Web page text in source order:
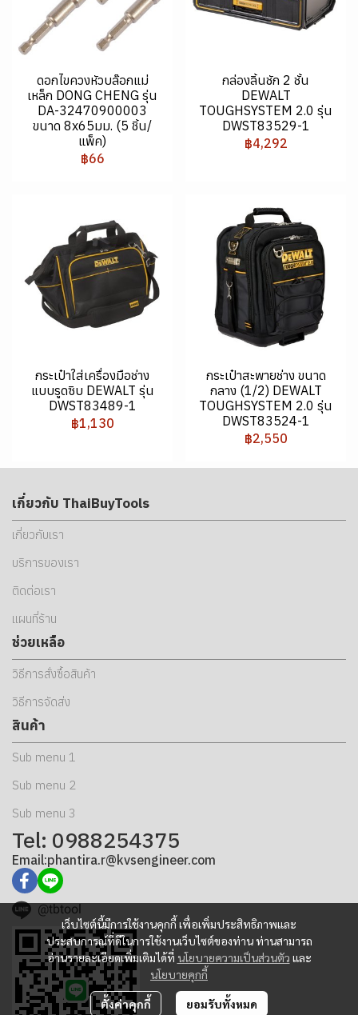
ดอกไขควงหัวบล๊อกแม่
เหล็ก DONG CHENG รุ่น
DA-32470900003
ขนาด 8x65มม. (5 ชิ้น/
แพ็ค)
฿66
กล่องลิ้นชัก 2 ชั้น
DEWALT
TOUGHSYSTEM 2.0 รุ่น
DWST83529-1
฿4,292
กระเป๋าใส่เครื่องมือช่าง
แบบรูดซิบ DEWALT รุ่น
DWST83489-1
฿1,130
กระเป๋าสะพายช่าง ขนาด
กลาง (1/2) DEWALT
TOUGHSYSTEM 2.0 รุ่น
DWST83524-1
฿2,550
เว็บไซต์นี้มีการใช้งานคุกกี้ เพื่อเพิ่มประสิทธิภาพและ
ประสบการณ์ที่ดีในการใช้งานเว็บไซต์ของท่าน ท่านสามารถ
อ่านรายละเอียดเพิ่มเติมได้ที่ นโยบายความเป็นส่วนตัว และ
นโยบายคุกกี้
ตั้งค่าคุกกี้ ยอมรับทั้งหมด
เกี่ยวกับ ThaiBuyTools
เกี่ยวกับเรา
บริการของเรา
ติดต่อเรา
แผนที่ร้าน
ช่วยเหลือ
วิธีการสั่งซื้อสินค้า
วิธีการจัดส่ง
สินค้า
Sub menu 1
Sub menu 2
Sub menu 3
Tel: 0988254375
Email:phantira.r@kvsengineer.com
@tbtool